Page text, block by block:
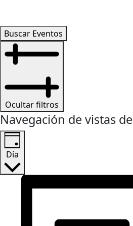
Buscar Eventos
Ocultar filtros
Navegación de vistas
Día